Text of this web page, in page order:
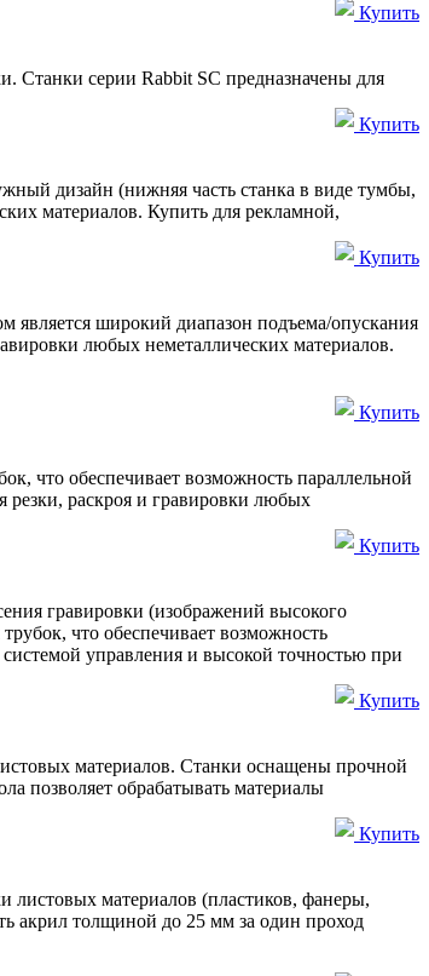
Купить
Станки серии Rabbit SC предназначены для
Купить
дизайн (нижняя часть станка в виде тумбы,
материалов. Купить для рекламной,
Купить
широкий диапазон подъема/опускания
любых неметаллических материалов.
Купить
что обеспечивает возможность параллельной
резки, раскроя и гравировки любых
Купить
гравировки (изображений высокого
что обеспечивает возможность
управления и высокой точностью при
Купить
материалов. Станки оснащены прочной
позволяет обрабатывать материалы
Купить
листовых материалов (пластиков, фанеры,
акрил толщиной до 25 мм за один проход